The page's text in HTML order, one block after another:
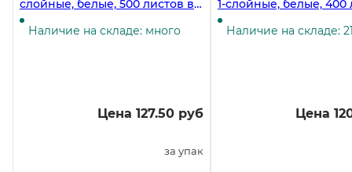
слойные, белые, 500 листов в
упаковке, 10 пачек в коробке
Наличие на складе: много
Цена 127.50 руб
за упак
1-слойные, белые, 400
упаковке, 12 пачек в
Наличие на складе:
Цена